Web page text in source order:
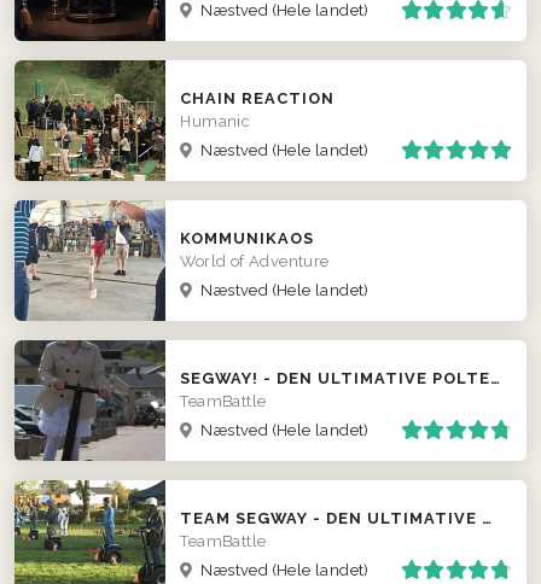
Næstved (Hele landet)
CHAIN REACTION
Humanic
Næstved (Hele landet)
KOMMUNIKAOS
World of Adventure
Næstved (Hele landet)
SEGWAY! - DEN ULTIMATIVE POLTERABEND EVENT
TeamBattle
Næstved (Hele landet)
TEAM SEGWAY - DEN ULTIMATIVE TEAM EVENT ...
TeamBattle
Næstved (Hele landet)